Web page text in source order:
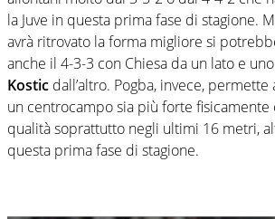
la Juve in questa prima fase di stagione.
avrà ritrovato la forma migliore si
anche il 4-3-3 con Chiesa da un lato e
Kostic dall’altro. Pogba, invece,
un centrocampo sia più forte fisicamente
qualità soprattutto negli ultimi 16 metri,
questa prima fase di stagione.